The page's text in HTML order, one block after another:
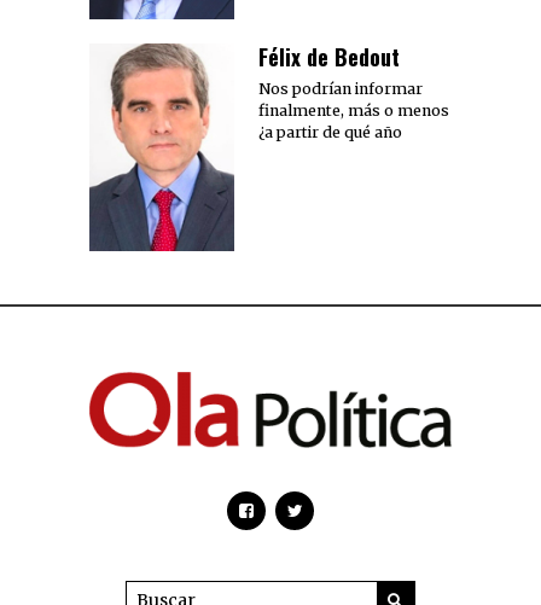
Félix de Bedout
Nos podrían informar
finalmente, más o menos
¿a partir de qué año